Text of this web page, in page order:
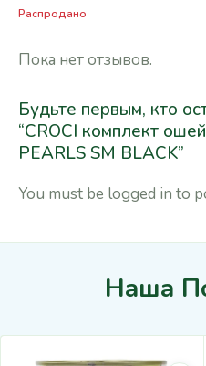
Распродано
Пока нет отзывов.
Будьте первым, кто
“CROCI комплект
PEARLS SM BLACK”
You must be logged in to
Наша